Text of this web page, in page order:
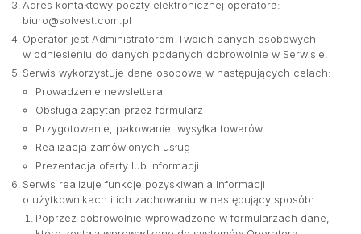
Adres kontaktowy poczty elektronicznej operatora:
biuro@solvest.com.pl
Operator jest Administratorem Twoich danych osobowych
w odniesieniu do danych podanych dobrowolnie w Serwisie.
Serwis wykorzystuje dane osobowe w następujących celach:
Prowadzenie newslettera
Obsługa zapytań przez formularz
Przygotowanie, pakowanie, wysyłka towarów
Realizacja zamówionych usług
Prezentacja oferty lub informacji
Serwis realizuje funkcje pozyskiwania informacji
o użytkownikach i ich zachowaniu w następujący sposób:
Poprzez dobrowolnie wprowadzone w formularzach dane,